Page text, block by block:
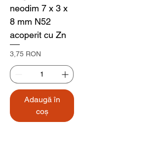
neodim 7 x 3 x
8 mm N52
acoperit cu Zn
Preț
3,75 RON
Adaugă în
coș